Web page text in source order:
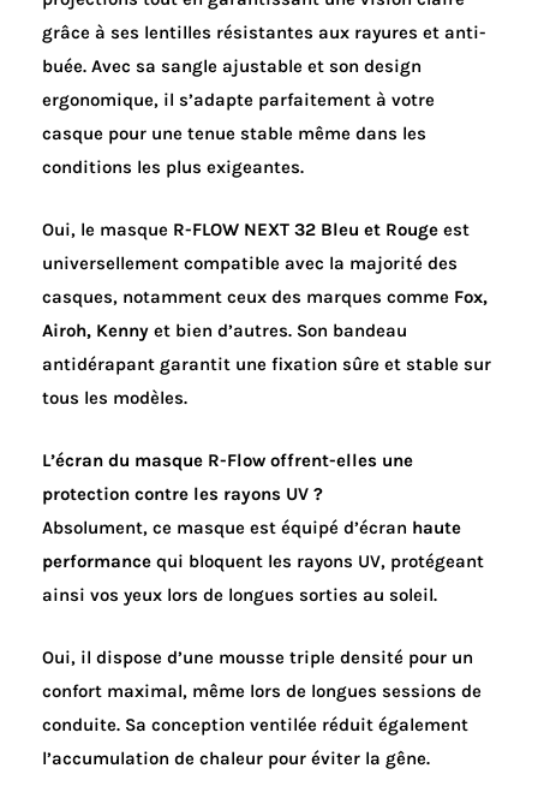
grâce à ses lentilles résistantes aux rayures et anti-
buée. Avec sa sangle ajustable et son design
ergonomique, il s’adapte parfaitement à votre
casque pour une tenue stable même dans les
conditions les plus exigeantes.
Oui, le masque R-FLOW NEXT 32 Bleu et Rouge est
universellement compatible avec la majorité des
casques, notamment ceux des marques comme Fox,
Airoh, Kenny et bien d’autres. Son bandeau
antidérapant garantit une fixation sûre et stable sur
tous les modèles.
L’écran du masque R-Flow offrent-elles une
protection contre les rayons UV ?
Absolument, ce masque est équipé d’écran haute
performance qui bloquent les rayons UV, protégeant
ainsi vos yeux lors de longues sorties au soleil.
Oui, il dispose d’une mousse triple densité pour un
confort maximal, même lors de longues sessions de
conduite. Sa conception ventilée réduit également
l’accumulation de chaleur pour éviter la gêne.